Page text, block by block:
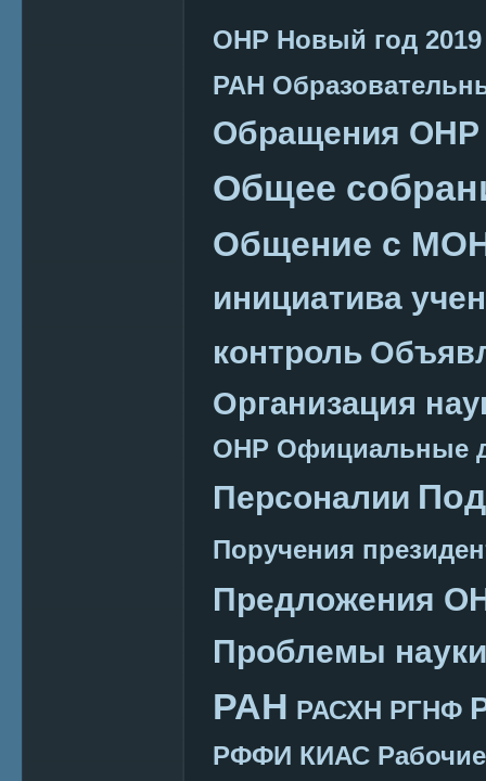
ОНР Новый год 2019
РАН
Обращения ОНР
Общее
Общение с
инициатива
контроль
Организация
ОНР Официальные
Персоналии
Поручения
Предложения
Проблемы науки
РАН РАСХН РГНФ
РФФИ КИАС